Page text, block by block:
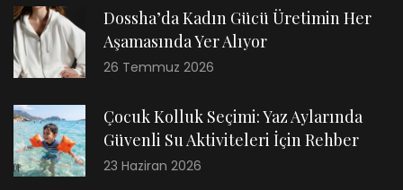
Dossha’da Kadın Gücü Üretimin Her
Aşamasında Yer Alıyor
26 Temmuz 2026
Çocuk Kolluk Seçimi: Yaz Aylarında
Güvenli Su Aktiviteleri İçin Rehber
23 Haziran 2026